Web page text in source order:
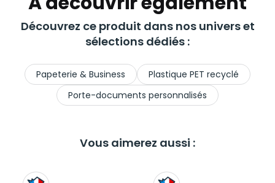
Découvrez ce produit dans nos univers et
sélections dédiés :
Papeterie & Business
Plastique PET recyclé
Porte-documents personnalisés
Vous aimerez aussi :